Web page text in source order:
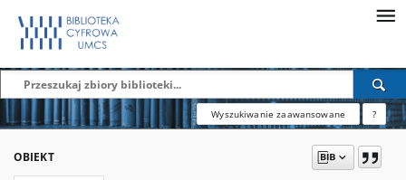
Wyszukiwanie zaawansowane ?
OBIEKT